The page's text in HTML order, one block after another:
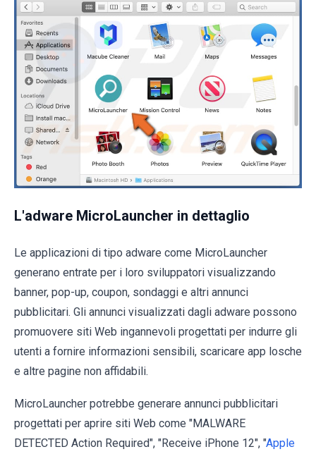
L'adware MicroLauncher in dettaglio
Le applicazioni di tipo adware come MicroLauncher
generano entrate per i loro sviluppatori visualizzando
banner, pop-up, coupon, sondaggi e altri annunci
pubblicitari. Gli annunci visualizzati dagli adware possono
promuovere siti Web ingannevoli progettati per indurre gli
utenti a fornire informazioni sensibili, scaricare app losche
e altre pagine non affidabili.
MicroLauncher potrebbe generare annunci pubblicitari
progettati per aprire siti Web come "MALWARE
DETECTED Action Required", "Receive iPhone 12", "Apple